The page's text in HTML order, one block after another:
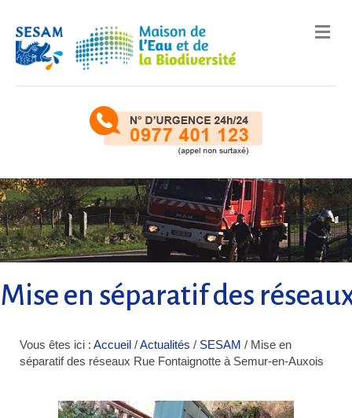
Mise en séparatif des
Vous êtes ici : Accueil /Actualités / SESAM / Mise en
séparatif des réseaux Rue Fontaignotte à Semur-en-Auxois